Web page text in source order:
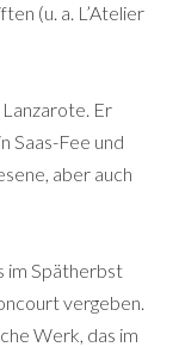
(u. a. L’Atelier
Er
Saas-Fee und
aber auch
im Spätherbst
vergeben.
Werk, das im